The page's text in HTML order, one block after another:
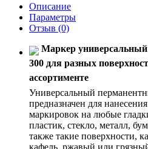
Описание
Параметры
Отзыв (0)
Маркер
300 для разных
ассортименте
Универсальный
предназначен для
маркировок на любые
пластик, стекло, металл,
также такие поверхности,
кафель, ржавый или